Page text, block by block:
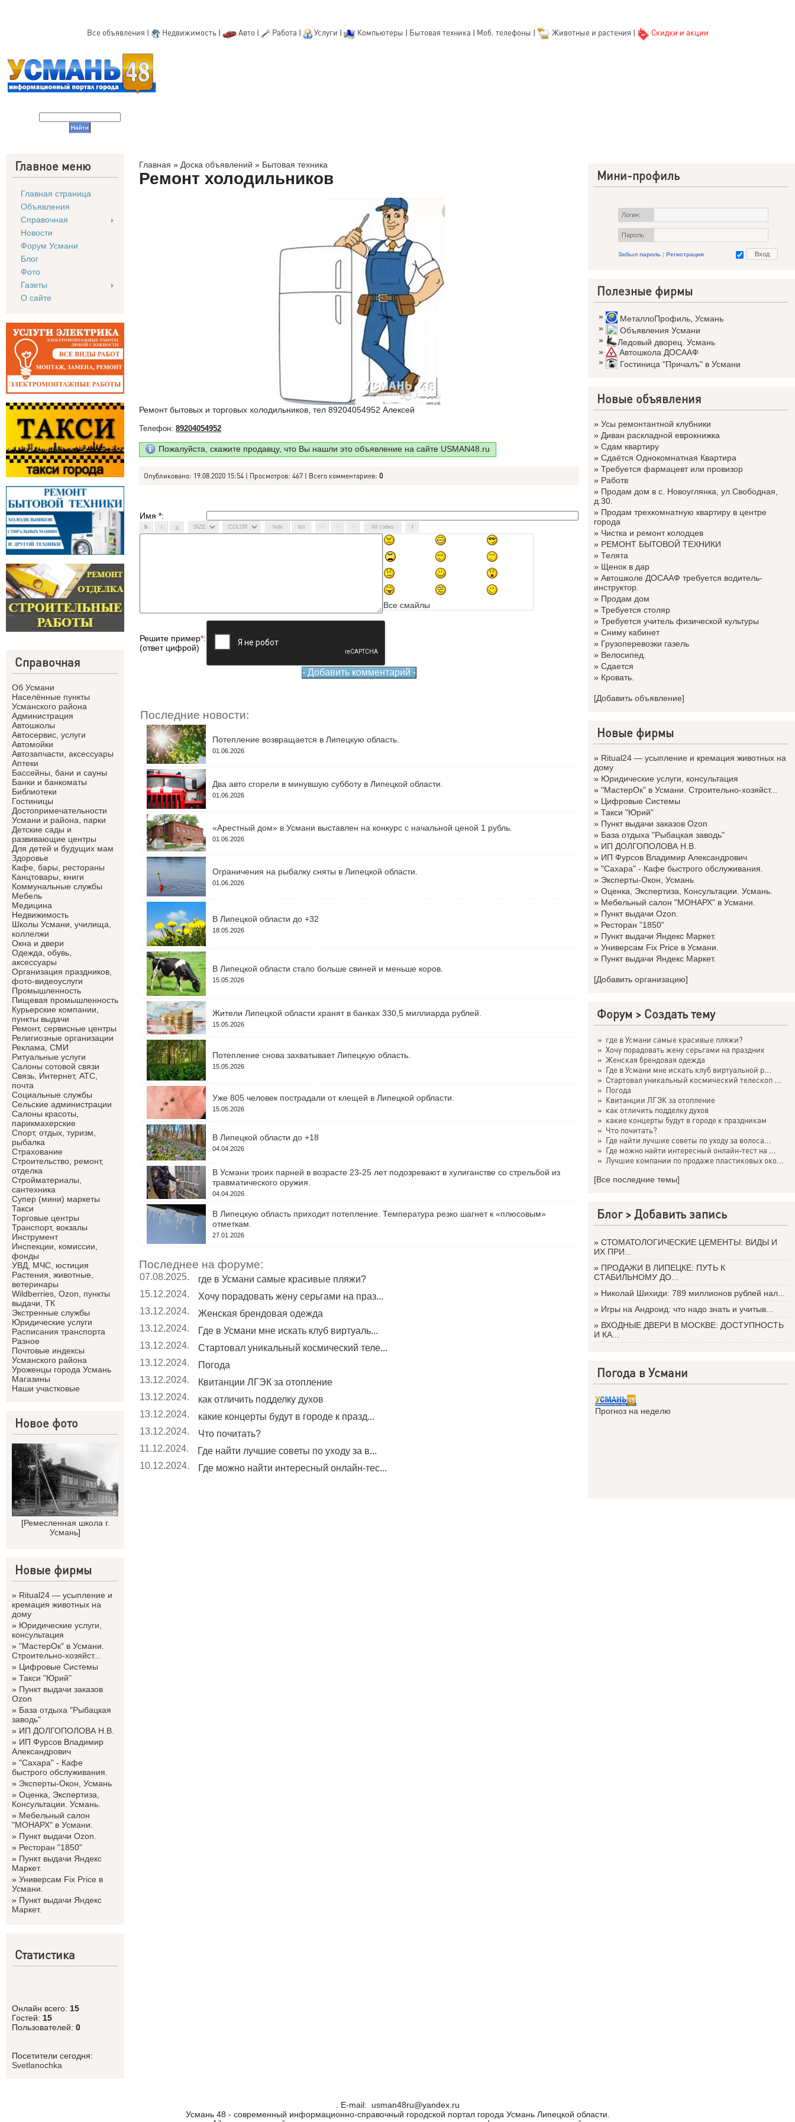
Все объявления | Недвижимость | Авто| Работа | Услуги | Компьютеры | Бытовая техника | Моб. телефоны | Животные и растения | Скидки и акции
Главное меню
Главная страница
Объявления
Справочная
Новости
Форум Усмани
Блог
Фото
Газеты
О сайте
Справочная
Об Усмани
Населённые пункты
Усманского района
Администрация
Автошколы
Автосервис, услуги
Автомойки
Автозапчасти, аксессуары
Аптеки
Бассейны, бани и сауны
Банки и банкоматы
Библиотеки
Гостиницы
Достопримечательности
Усмани и района, парки
Детские сады и
развивающие центры
Для детей и будущих мам
Здоровье
Кафе, бары, рестораны
Канцтовары, книги
Коммунальные службы
Мебель
Медицина
Недвижимость
Школы Усмани, училища,
коллелжи
Окна и двери
Одежда, обувь,
аксессуары
Организация праздников,
фото-видеоуслуги
Промышленность
Пищевая промышленность
Курьерские компании,
пункты выдачи
Ремонт, сервисные центры
Религиозные организации
Реклама, СМИ
Ритуальные услуги
Салоны сотовой связи
Связь, Интернет, АТС,
почта
Социальные службы
Сельские администрации
Салоны красоты,
парикмахерские
Спорт, отдых, туризм,
рыбалка
Страхование
Строительство, ремонт,
отделка
Cтройматериалы,
сантехника
Супер (мини) маркеты
Такси
Торговые центры
Транспорт, вокзалы
Инструмент
Инспекции, комиссии,
фонды
УВД, МЧС, юстиция
Растения, животные,
ветеринары
Wildberries, Ozon, пункты
выдачи, ТК
Экстренные службы
Юридические услуги
Расписания транспорта
Разное
Почтовые индексы
Усманского района
Уроженцы города Усмань
Магазины
Наши участковые
Новое фото
[Ремесленная школа г.
Усмань]
Новые фирмы
» Ritual24 — усыпление и
кремация животных на
дому
» Юридические услуги,
консультация
» "МастерОк" в Усмани.
Строительно-хозяйст...
» Цифровые Системы
» Такси "Юрий"
» Пункт выдачи заказов
Ozon
» База отдыха "Рыбацкая
заводь"
» ИП ДОЛГОПОЛОВА Н.В.
» ИП Фурсов Владимир
Александрович
» "Сахара" - Кафе
быстрого обслуживания.
» Эксперты-Окон, Усмань
» Оценка, Экспертиза,
Консультации. Усмань.
» Мебельный салон
"МОНАРХ" в Усмани.
» Пункт выдачи Ozon.
» Ресторан "1850"
» Пункт выдачи Яндекс
Маркет.
» Универсам Fix Price в
Усмани.
» Пункт выдачи Яндекс
Маркет.
Статистика
Онлайн всего: 15
Гостей: 15
Пользователей: 0
Посетители сегодня:
Svetlanоchka
Главная » Доска объявлений » Бытовая техника
Ремонт холодильников
Ремонт бытовых и торговых холодильников, тел 89204054952 Алексей
Телефон: 89204054952
Пожалуйста, скажите продавцу, что Вы нашли это объявление на сайте USMAN48.ru
Опубликовано: 19.08.2020 15:54 | Просмотров: 467 | Всего комментариев: 0
Имя *:
Все смайлы
Решите пример*:
(ответ цифрой)
Последние новости:
Потепление возвращается в Липецкую область.
01.06.2026
Два авто сгорели в минувшую субботу в Липецкой области.
01.06.2026
«Арестный дом» в Усмани выставлен на конкурс с начальной ценой 1 рубль.
01.06.2026
Ограничения на рыбалку сняты в Липецкой области.
01.06.2026
В Липецкой области до +32
18.05.2026
В Липецкой области стало больше свиней и меньше коров.
15.05.2026
Жители Липецкой области хранят в банках 330,5 миллиарда рублей.
15.05.2026
Потепление снова захватывает Липецкую область.
15.05.2026
Уже 805 человек пострадали от клещей в Липецкой орбласти.
15.05.2026
В Липецкой области до +18
04.04.2026
В Усмани троих парней в возрасте 23-25 лет подозревают в хулиганстве со стрельбой из
травматического оружия.
04.04.2026
В Липецкую область приходит потепление. Температура резко шагнет к «плюсовым»
отметкам.
27.01.2026
Последнее на форуме:
07.08.2025.
где в Усмани самые красивые пляжи?
15.12.2024.
Хочу порадовать жену серьгами на праз...
13.12.2024.
Женская брендовая одежда
13.12.2024.
Где в Усмани мне искать клуб виртуаль...
13.12.2024.
Стартовал уникальный космический теле...
13.12.2024.
Погода
13.12.2024.
Квитанции ЛГЭК за отопление
13.12.2024.
как отличить подделку духов
13.12.2024.
какие концерты будут в городе к празд...
13.12.2024.
Что почитать?
11.12.2024.
Где найти лучшие советы по уходу за в...
10.12.2024.
Где можно найти интересный онлайн-тес...
Мини-профиль
Логин:
Пароль:
Забыл пароль | Регистрация
Полезные фирмы
» МеталлоПрофиль Усмань
»
Объявления Усмани
»
Ледовый дворец. Усмань
»
Автошкола ДОСААФ
»
Гостиница "Причалъ" в Усмани
Новые объявления
» Усы ремонтантной клубники
» Диван раскладной еврокнижка
» Сдам квартиру
» Сдаётся Однокомнатная Квартира
» Требуется фармацевт или провизор
» Работв
» Продам дом в с. Новоуглянка, ул.Свободная,
д.30.
» Продам трехкомнатную квартиру в центре
города
» Чистка и ремонт колодцев
» РЕМОНТ БЫТОВОЙ ТЕХНИКИ
» Телята
» Щенок в дар
» Автошколе ДОСААФ требуется водитель-
инструктор.
» Продам дом
» Требуется столяр
» Требуется учитель физической культуры
» Сниму кабинет
» Грузоперевозки газель
» Велосипед.
» Сдается
» Кровать.
[Добавить объявление]
Новые фирмы
» Ritual24 — усыпление и кремация животных на
дому
» Юридические услуги, консультация
» "МастерОк" в Усмани. Строительно-хозяйст...
» Цифровые Системы
» Такси "Юрий"
» Пункт выдачи заказов Ozon
» База отдыха "Рыбацкая заводь"
» ИП ДОЛГОПОЛОВА Н.В.
» ИП Фурсов Владимир Александрович
» "Сахара" - Кафе быстрого обслуживания.
» Эксперты-Окон, Усмань
» Оценка, Экспертиза, Консультации. Усмань.
» Мебельный салон "МОНАРХ" в Усмани.
» Пункт выдачи Ozon.
» Ресторан "1850"
» Пункт выдачи Яндекс Маркет.
» Универсам Fix Price в Усмани.
» Пункт выдачи Яндекс Маркет.
[Добавить организацию]
Форум > Создать тему
» где в Усмани самые красивые пляжи?
» Хочу порадовать жену серьгами на праздник
» Женская брендовая одежда
» Где в Усмани мне искать клуб виртуальной р...
» Стартовал уникальный космический телескоп ...
» Погода
» Квитанции ЛГЭК за отопление
» как отличить подделку духов
» какие концерты будут в городе к праздникам
» Что почитать?
» Где найти лучшие советы по уходу за волоса...
» Где можно найти интересный онлайн-тест на ...
» Лучшие компании по продаже пластиковых око...
[Все последние темы]
Блог >Добавить запись
» СТОМАТОЛОГИЧЕСКИЕ ЦЕМЕНТЫ: ВИДЫ И
ИХ ПРИ...
» ПРОДАЖИ В ЛИПЕЦКЕ: ПУТЬ К
СТАБИЛЬНОМУ ДО...
» Николай Шихиди: 789 миллионов рублей нал...
» Игры на Андроид: что надо знать и учитыв...
» ВХОДНЫЕ ДВЕРИ В МОСКВЕ: ДОСТУПНОСТЬ
И КА...
Погода в Усмани
Прогноз на неделю
. Е-mail: usman48ru@yandex.ru
Усмань 48 - современный информационно-справочный городской портал города Усмань Липецкой области.